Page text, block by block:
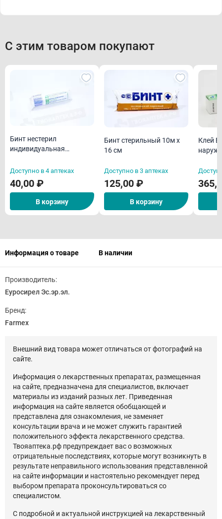
С этим товаром покупают
Бинт нестерил
индивидуальная
Доступно в 4 аптеках
40,00 ₽
В корзину
Бинт стерильный 10м х
16 см
Доступно в 3 аптеках
125,00 ₽
В корзину
Клей
Информация о товаре В наличии
Производитель:
Еуросирел Эс.эр.эл.
Бренд:
Farmex
Внешний вид товара может отличаться от фотографий на
сайте.
Информация о лекарственных препаратах, размещенная
на сайте, предназначена для специалистов, включает
материалы из изданий разных лет. Приведенная
информация на сайте является обобщающей и
представлена для ознакомления, не заменяет
консультации врача и не может служить гарантией
положительного эффекта лекарственного средства.
Твояаптека.рф предупреждает вас о возможных
отрицательные последствиях, которые могут возникнуть в
результате неправильного использования представленной
на сайте информации и настоятельно рекомендует перед
выбором препарата проконсультироваться со
специалистом.
С подробной и актуальной инструкцией на лекарственный